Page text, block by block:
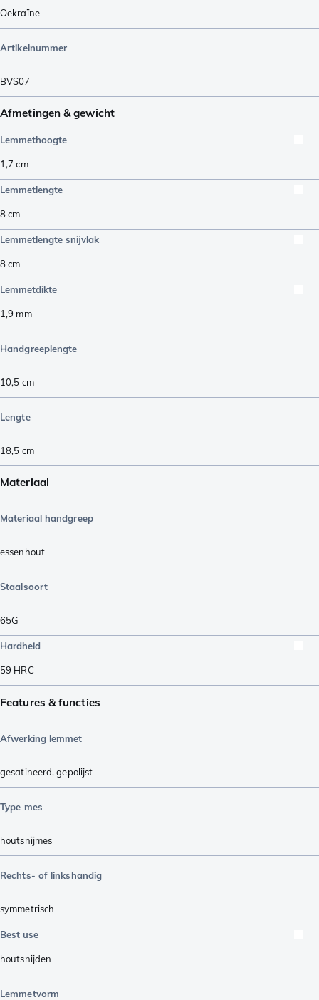
Oekraïne
Artikelnummer
BVS07
Afmetingen & gewicht
Lemmethoogte
1,7 cm
Lemmetlengte
8cm
Lemmetlengte snijvlak
8cm
Lemmetdikte
1,9 mm
Handgreeplengte
10,5 cm
Lengte
18,5 cm
Materiaal
Materiaal handgreep
essenhout
Staalsoort
65G
Hardheid
59 HRC
Features & functies
Afwerking lemmet
gesatineerd,gepolijst
Type mes
houtsnijmes
Rechts- of linkshandig
symmetrisch
Best use
houtsnijden
Lemmetvorm